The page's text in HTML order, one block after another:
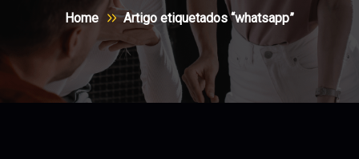
Home Artigo etiquetados “whatsapp”